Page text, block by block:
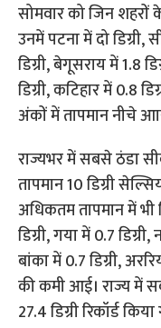
सोमवार को जिन शहरों
उनमें पटना में दो डिग्री,
डिग्री, बेगूसराय में 1.8
डिग्री, कटिहार में 0.8
अंकों में तापमान नीचे
राज्यभर में सबसे ठंडा
तापमान 10 डिग्री
अधिकतम तापमान में
डिग्री, गया में 0.7
बांका में 0.7 डिग्री,
की कमी आई। राज्य में
27.4 डिग्री रिकॉर्ड